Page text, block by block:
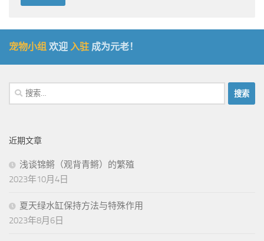
宠物小组 欢迎 入驻 成为元老！
搜
索：
近期文章
浅谈锦鳉（观背青鳉）的繁殖
2023年10月4日
夏天绿水缸保持方法与特殊作用
2023年8月6日